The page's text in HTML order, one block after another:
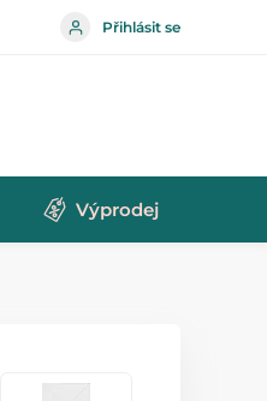
Přihlásit se
Výprodej